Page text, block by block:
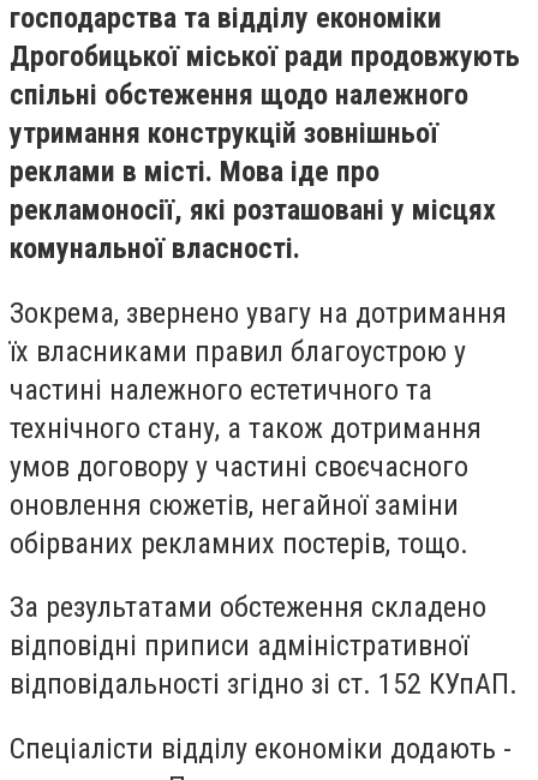
господарства та відділу економіки
Дрогобицької міської ради продовжують
спільні обстеження щодо належного
утримання конструкцій зовнішньої
реклами в місті. Мова іде про
рекламоносії, які розташовані у місцях
комунальної власності.
Зокрема, звернено увагу на дотримання
їх власниками правил благоустрою у
частині належного естетичного та
технічного стану, а також дотримання
умов договору у частині своєчасного
оновлення сюжетів, негайної заміни
обірваних рекламних постерів, тощо.
За результатами обстеження складено
відповідні приписи адміністративної
відповідальності згідно зі ст. 152 КУпАП.
Спеціалісти відділу економіки додають -